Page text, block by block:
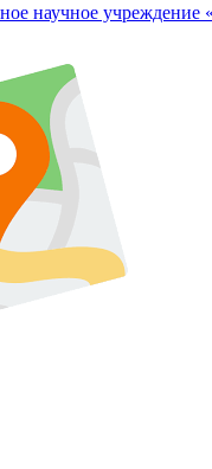
научное